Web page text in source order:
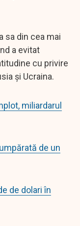
sa din cea mai
a evitat
cu privire
și Ucraina.
miliardarul
de un
de dolari în